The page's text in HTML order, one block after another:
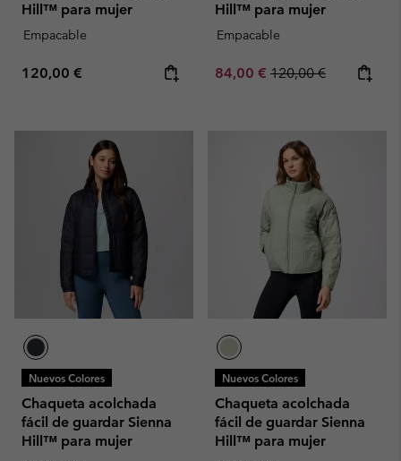
Hill™ para mujer
Empacable
Regular price:
120,00 €
Hill™ para mujer
Empacable
Sale price:
84,00 € Regular price:
120,00 €
Nuevos Colores
Chaqueta acolchada
fácil de guardar Sienna
Hill™ para mujer
Nuevos Colores
Chaqueta acolchada
fácil de guardar Sienna
Hill™ para mujer